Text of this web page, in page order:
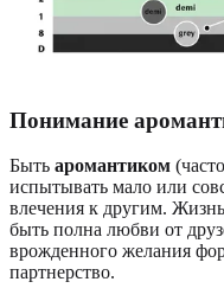
Понимание
Быть аромантиком
испытывать мало или
влечения к другим.
быть полна любви от
врожденного желания
партнерство.